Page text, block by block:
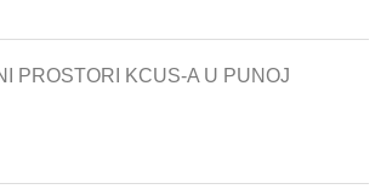
PROSTORI KCUS-A U PUNOJ